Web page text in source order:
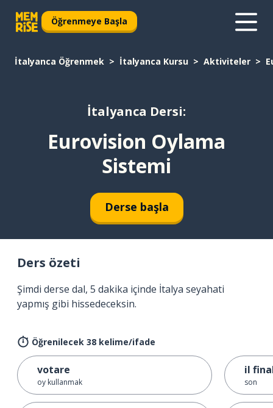
Öğrenmeye Başla
İtalyanca Öğrenmek İtalyanca Kursu Aktiviteler
İtalyanca Dersi:
Eurovision Oylama
Sistemi
Derse başla
Ders özeti
Şimdi derse dal, 5 dakika içinde İtalya seyahati
yapmış gibi hissedeceksin.
Öğrenilecek 38 kelime/ifade
votare
oy kullanmak
il
son